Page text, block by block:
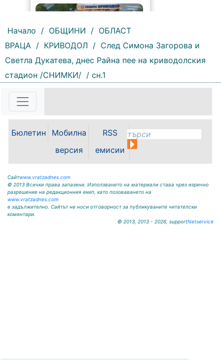
ОБЩИНА КРИВОДОЛ ОБЛАСТ
ВРАЦА 3060 гр. Криводол, ул.
09117/20-45, e-mail:
На основание чл. 8, ал. 4,
чл. 14, ал. 7 от ЗОС; чл. 92, ал. 1...
Начало / ОБЩИНИ / ОБЛАСТ
ВРАЦА / КРИВОДОЛ / След Симона Загорова и
Светла Дукатева, днес Райна пее на криводолския
стадион /СНИМКИ/ / сн.1
Бюлетин
Мобилна
версия
RSS
емисии
Сайтwww.vratzadnes.com
© 2013 Всички права запазени. Използването на материали става чрез изрично
разрешение на редакционния екип, като позоваването на
www.vratzadnes.com
е задължително. Сайтът не носи отговорност за публикуваните читателски
коментари.
© 2013, 2013 - 2026, supportNetservice